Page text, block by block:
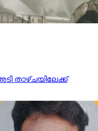
താഴ്ചയിലേക്ക്